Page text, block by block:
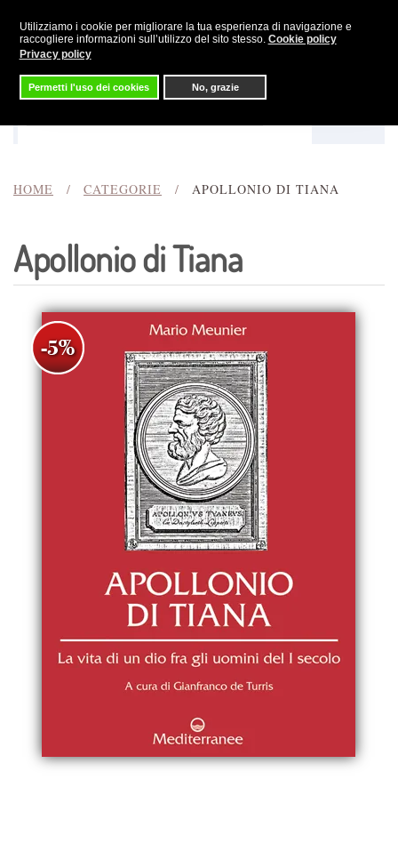
Utilizziamo i cookie per migliorare la tua esperienza di navigazione e
raccogliere informazioni sull’utilizzo del sito stesso. Cookie policy
Privacy policy
Permetti l'uso dei cookies No, grazie
Skip to main content
HOME CATEGORIE APOLLONIO DI TIANA
Apollonio di Tiana